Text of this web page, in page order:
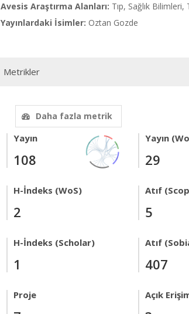
Avesis Araştırma Alanları: Tıp, Sağlık
Yayınlardaki İsimler: Oztan Gozde
Metrikler
Daha fazla metrik
Yayın
108
Yayın
29
H-İndeks (WoS)
2
Atıf
5
H-İndeks (Scholar)
1
Atıf
407
Proje Açık